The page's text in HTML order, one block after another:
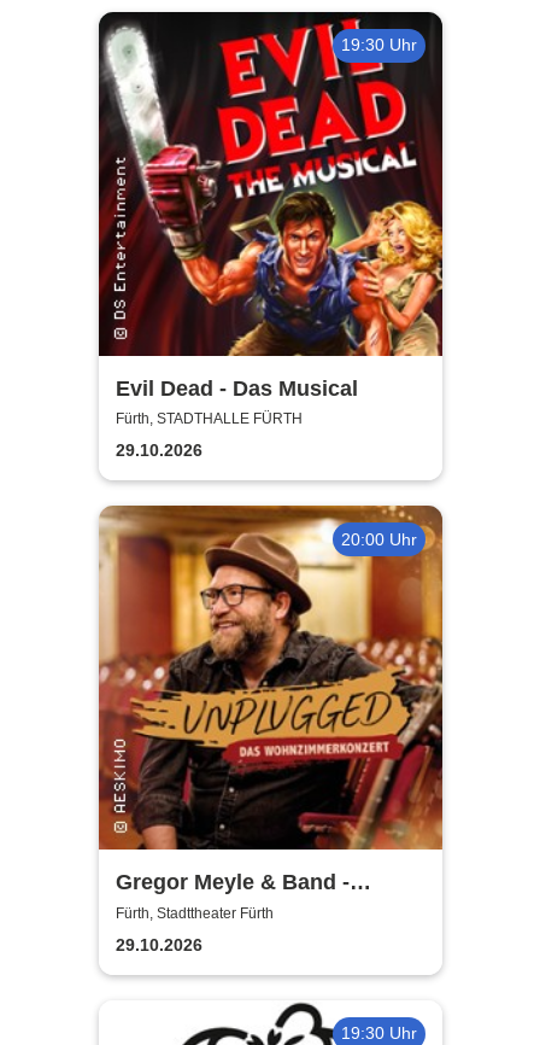
19:30 Uhr
Evil Dead - Das Musical
Fürth, STADTHALLE FÜRTH
29.10.2026
20:00 Uhr
Gregor Meyle & Band -
Unplugged Tour 2026
Fürth, Stadttheater Fürth
29.10.2026
19:30 Uhr